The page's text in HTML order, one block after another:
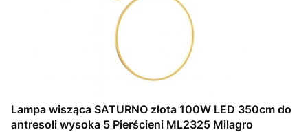
Lampa wisząca SATURNO złota 100W LED 350cm do
antresoli wysoka 5 Pierścieni ML2325 Milagro